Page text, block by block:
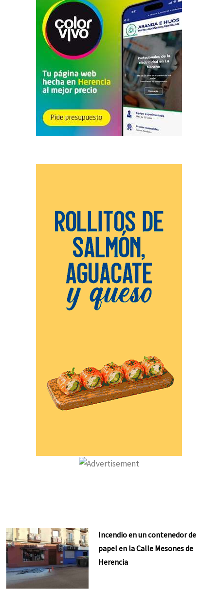
Incendio en un contenedor de
papel en la Calle Mesones de
Herencia